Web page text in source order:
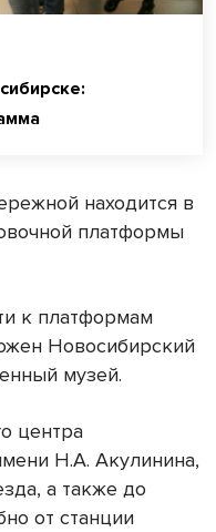
находится в
платформы
к платформам
Новосибирский
музей.
центра
Н.А. Акулинина,
а также до
от станции